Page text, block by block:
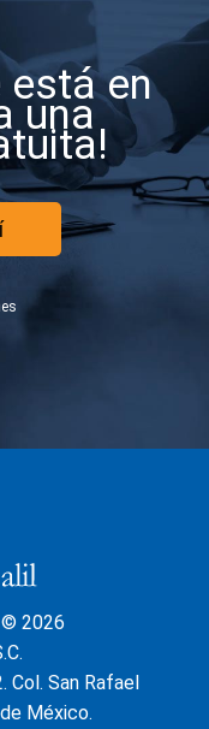
está en
una
© 2026
Col. San Rafael
México.